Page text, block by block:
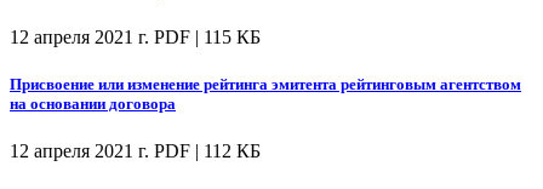
12 апреля 2021 г. PDF | 115 КБ
Присвоение или изменение рейтинга эмитента рейтинговым агентством
на основании договора
12 апреля 2021 г. PDF | 112 КБ